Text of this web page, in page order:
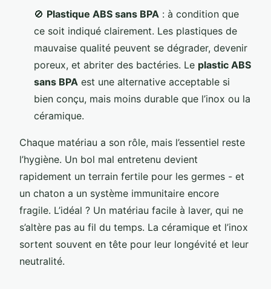
🚫 Plastique ABS sans BPA : à condition que
ce soit indiqué clairement. Les plastiques de
mauvaise qualité peuvent se dégrader, devenir
poreux, et abriter des bactéries. Le plastic ABS
sans BPA est une alternative acceptable si
bien conçu, mais moins durable que l’inox ou la
céramique.
Chaque matériau a son rôle, mais l’essentiel reste
l’hygiène. Un bol mal entretenu devient
rapidement un terrain fertile pour les germes - et
un chaton a un système immunitaire encore
fragile. L’idéal ? Un matériau facile à laver, qui ne
s’altère pas au fil du temps. La céramique et l’inox
sortent souvent en tête pour leur longévité et leur
neutralité.